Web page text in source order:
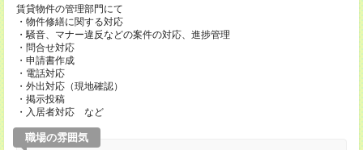
賃貸物件の管理部門にて
・物件修繕に関する対応
・騒音、マナー違反などの案件の対応、進捗管理
・問合せ対応
・申請書作成
・電話対応
・外出対応（現地確認）
・掲示投稿
・入居者対応 など
職場の雰囲気